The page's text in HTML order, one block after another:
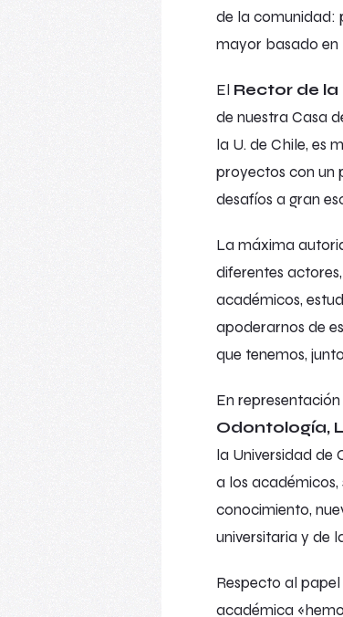
de la comunidad:
mayor basado en
El Rector de la
de nuestra Casa
la U. de Chile, es
proyectos con un
desafíos a gran
La máxima
diferentes
académicos,
apoderarnos de
que tenemos,
En
Odontología,
la Universidad de
a los académicos,
conocimiento,
universitaria y de
Respecto al
académica